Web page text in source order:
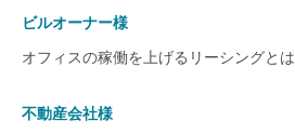
ビルオーナー様
オフィスの稼働を上げるリーシングとは
不動産会社様